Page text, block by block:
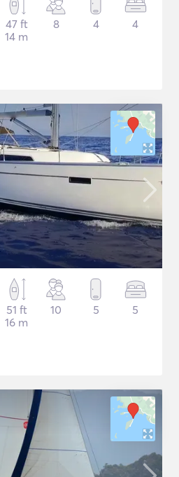
47 ft
14 m
8 4 4
51 ft
16 m
10 5 5